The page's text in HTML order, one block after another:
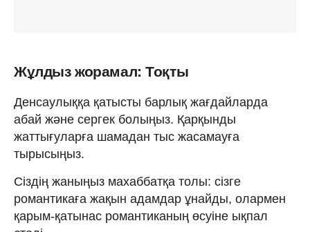
Жұлдыз жорамал: Тоқты
Денсаулыққа қатысты барлық жағдайларда
абай және сергек болыңыз. Қарқынды
жаттығуларға шамадан тыс жасамауға
тырысыңыз.
Сіздің жаныңыз махаббатқа толы: сізге
романтикаға жақын адамдар ұнайды, олармен
қарым-қатынас романтиканың өсуіне ықпал